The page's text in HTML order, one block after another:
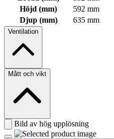
Höjd (mm)
592 mm
Djup (mm)
635 mm
Ventilation
Mått och vikt
Bild av hög upplösning